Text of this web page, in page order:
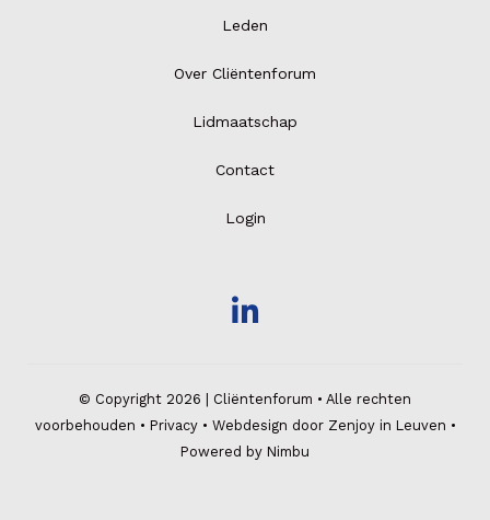
Leden
Over Cliëntenforum
Lidmaatschap
Contact
Login
© Copyright 2026 | Cliëntenforum • Alle rechten
voorbehouden • Privacy • Webdesign door Zenjoy in Leuven •
Powered by Nimbu